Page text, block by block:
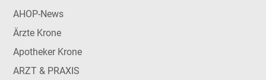
AHOP-News
Ärzte Krone
Apotheker Krone
ARZT & PRAXIS